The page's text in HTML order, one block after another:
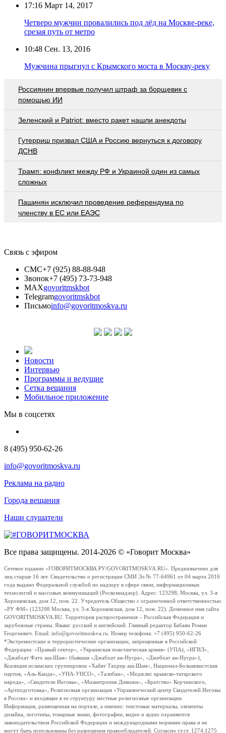
17:16 Март 14, 2017
Четверо мужчин провалились под лёд на Москве-реке,
срезая путь от метро
10:48 Сен. 13, 2016
Мужчина прыгнул с Крымского моста в Москву-реку
Россиянин впервые получил штраф за борщевик с
помощью ИИ
Зеленский и Patriot: вместо ракет нашли анекдоты
Гутерриш призвал США и Россию вернуться к договору
ДСНВ
Трамп: конфликт между РФ и Украиной один из самых
сложных
Пашинян исключил проведение референдума по
членству в ЕС или ЕАЭС
Связь с эфиром
СМС+7 (925) 88-88-948
Звонок+7 (495) 73-73-948
MAXgovoritmskbot
Telegramgovoritmskbot
Письмоinfo@govoritmoskva.ru
Новости
Интервью
Программы и ведущие
Сетка вещания
Мобильное приложение
Мы в соцсетях
8 (495) 950-62-26
info@govoritmoskva.ru
Реклама на радио
Города вещания
Наши слушатели
Все права защищены. 2014-2026 © «Говорит Москва»
Сетевое издание «ГОВОРИТМОСКВА.РУ/GOVORITMOSKVA.RU». Предназначено для
лиц старше 16 лет. Свидетельство о регистрации СМИ Эл № 77-64961 от 04 марта 2016
года выдано Федеральной службой по надзору в сфере связи, информационных
технологий и массовых коммуникаций (Роскомнадзор). Адрес: 123298, Москва, ул. 3-я
Хорошевская, дом 12, пом. 22. Учредитель Общество с ограниченной ответственностью
«РУ ФМ» (123298 Москва, ул. 3-я Хорошевская, дом 12, пом. 22). Доменное имя сайта
GOVORITMOSKVA.RU. Территория распространения – Российская Федерация и
зарубежные страны. Языки: русский и английский. Главный редактор Бабаян Роман
Георгиевич. Email: info@govoritmoskva.ru. Номер телефона: +7 (495) 950-62-26
*Экстремистские и террористические организации, запрещенные в Российской
Федерации: «Правый сектор», «Украинская повстанческая армия» (УПА), «ИГИЛ»,
«Джабхат Фатх аш-Шам» (бывшая «Джабхат ан-Нусра», «Джебхат ан-Нусра»),
Коалиция исламских группировок «Хайят Тахрир аш-Шам», Национал-Большевистская
партия, «Аль-Каида», «УНА-УНСО», «Талибан», «Меджлис крымско-татарского
народа», «Свидетели Иеговы», «Мизантропик Дивижн», «Братство» Корчинского,
«Артподготовка», Религиозная организация «Управленческий центр Свидетелей Иеговы
в России» и входящие в ее структуру местные религиозные организации.
Информация, размещенная на портале, а именно: текстовые материалы, элементы
дизайна, логотипы, товарные знаки, фотографии, видео и аудио охраняются
законодательством Российской Федерации и международными нормами права и не
могут быть использованы без разрешения правообладателей. Согласно ст.ст. 1274,1275